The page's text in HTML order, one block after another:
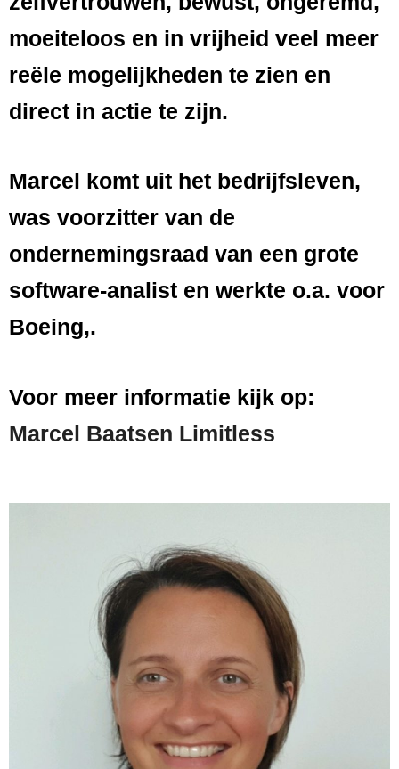
moeiteloos en in vrijheid veel meer
reële mogelijkheden te zien en
direct in actie te zijn.
Marcel komt uit het bedrijfsleven,
was voorzitter van de
ondernemingsraad van een grote
software-analist en werkte o.a. voor
Boeing,.
Voor meer informatie kijk op:
Marcel Baatsen Limitless